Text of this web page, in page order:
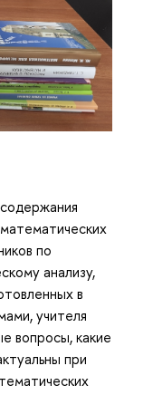
по
анализу,
в
учителя
вопросы, какие
при